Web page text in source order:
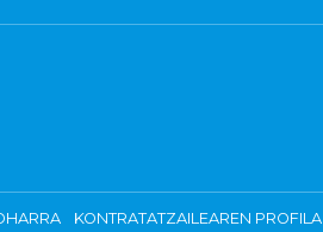
KONTRATATZAILEAREN PROFILA